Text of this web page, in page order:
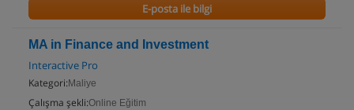
E-posta ile bilgi
MA in Finance and Investment
Interactive Pro
Kategori: Maliye
Çalışma şekli:Online Eğitim